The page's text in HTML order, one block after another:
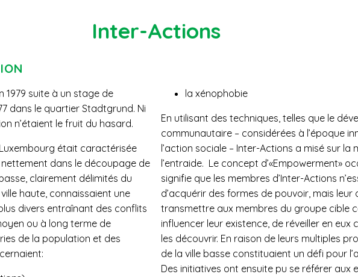
Inter-Actions
1979 suite à un stage de
dans le quartier Stadtgrund. Ni
n’étaient le fruit du hasard.
était caractérisée
dans le découpage de
clairement délimités du
haute, connaissaient une
divers entraînant des conflits
ou à long terme de
de la population et des
la xénophobie
En utilisant des techniques, telles que le
communautaire – considérées à l’époque
l’action sociale – Inter-Actions a misé sur
l’entraide. Le concept d’«Empowerment»
signifie que les membres d’Inter-Actions
d’acquérir des formes de pouvoir, mais
transmettre aux membres du groupe cible
influencer leur existence, de réveiller en
les découvrir. En raison de leurs multiples
de la ville basse constituaient un défi pour
Des initiatives ont ensuite pu se référer aux